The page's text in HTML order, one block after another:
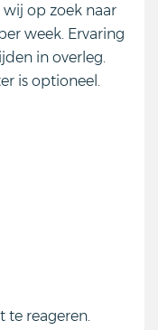
op zoek naar
week. Ervaring
in overleg.
is optioneel.
te reageren.